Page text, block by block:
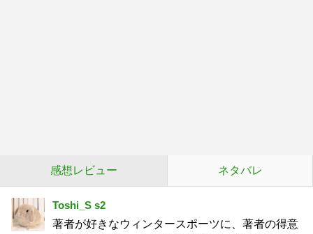
感想レビュー ネタバレ
Toshi_S s2
著者が好きなウィンタースポーツに、著者の得意